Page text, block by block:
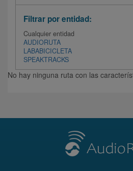
Filtrar por entidad:
Cualquier entidad
AUDIORUTA
LABABICICLETA
SPEAKTRACKS
No hay ninguna ruta con las